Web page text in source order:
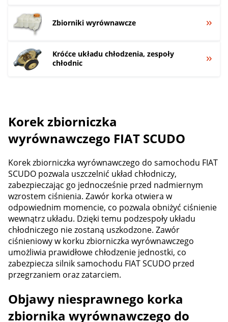
Zbiorniki wyrównawcze
Króćce układu chłodzenia, zespoły
chłodnic
Korek zbiorniczka
wyrównawczego FIAT SCUDO
Korek zbiorniczka wyrównawczego do samochodu FIAT
SCUDO pozwala uszczelnić układ chłodniczy,
zabezpieczając go jednocześnie przed nadmiernym
wzrostem ciśnienia. Zawór korka otwiera w
odpowiednim momencie, co pozwala obniżyć ciśnienie
wewnątrz układu. Dzięki temu podzespoły układu
chłodniczego nie zostaną uszkodzone. Zawór
ciśnieniowy w korku zbiorniczka wyrównawczego
umożliwia prawidłowe chłodzenie jednostki, co
zabezpiecza silnik samochodu FIAT SCUDO przed
przegrzaniem oraz zatarciem.
Objawy niesprawnego korka
zbiornika wyrównawczego do